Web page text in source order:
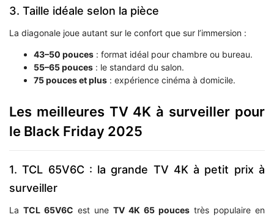
3. Taille idéale selon la pièce
La diagonale joue autant sur le confort que sur l’immersion :
43–50 pouces : format idéal pour chambre ou bureau.
55–65 pouces : le standard du salon.
75 pouces et plus : expérience cinéma à domicile.
Les meilleures TV 4K à surveiller pour
le Black Friday 2025
1. TCL 65V6C : la grande TV 4K à petit prix à
surveiller
La TCL 65V6C est une TV 4K 65 pouces très populaire en